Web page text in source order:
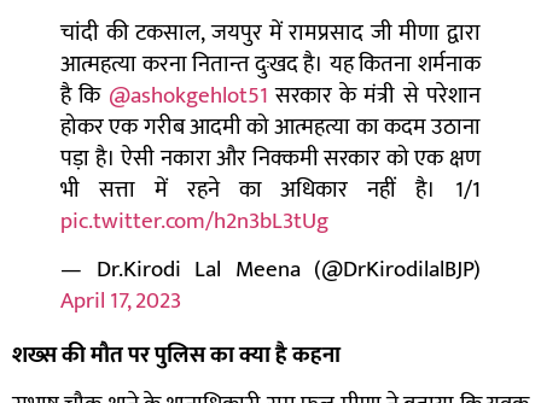
चांदी की टकसाल, जयपुर में रामप्रसाद जी मीणा द्वारा
आत्महत्या करना नितान्त दुःखद है। यह कितना शर्मनाक
है कि @ashokgehlot51सरकार के मंत्री से परेशान
होकर एक गरीब आदमी को आत्महत्या का कदम उठाना
पड़ा है। ऐसी नकारा और निक्कमी सरकार को एक क्षण
भी सत्ता में रहने का अधिकार नहीं है। 1/1
pic.twitter.com/h2n3bL3tUg
— Dr.Kirodi Lal Meena (@DrKirodilalBJP)
April 17, 2023
शख्स की मौत पर पुलिस का क्या है कहना